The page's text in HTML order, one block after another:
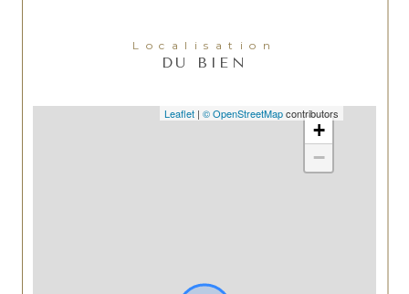
Localisation
DU BIEN
+
−
Leaflet | © OpenStreetMapcontributors